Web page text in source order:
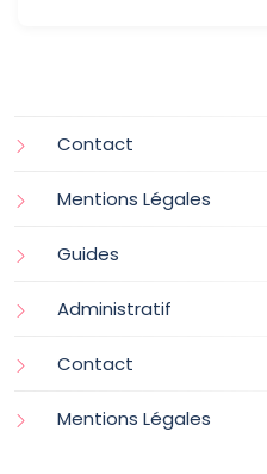
Contact
Mentions Légales
Guides
Administratif
Contact
Mentions Légales